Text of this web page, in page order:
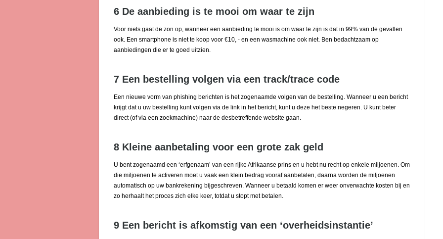
6 De aanbieding is te mooi om waar te zijn
Voor niets gaat de zon op, wanneer een aanbieding te mooi is om waar te zijn is dat in 99% van de gevallen
ook. Een smartphone is niet te koop voor €10, - en een wasmachine ook niet. Ben bedachtzaam op
aanbiedingen die er te goed uitzien.
7 Een bestelling volgen via een track/trace code
Een nieuwe vorm van phishing berichten is het zogenaamde volgen van de bestelling. Wanneer u een bericht
krijgt dat u uw bestelling kunt volgen via de link in het bericht, kunt u deze het beste negeren. U kunt beter
direct (of via een zoekmachine) naar de desbetreffende website gaan.
8 Kleine aanbetaling voor een grote zak geld
U bent zogenaamd een ‘erfgenaam’ van een rijke Afrikaanse prins en u hebt nu recht op enkele miljoenen. Om
die miljoenen te activeren moet u vaak een klein bedrag vooraf aanbetalen, daarna worden de miljoenen
automatisch op uw bankrekening bijgeschreven. Wanneer u betaald komen er weer onverwachte kosten bij en
zo herhaalt het proces zich elke keer, totdat u stopt met betalen.
9 Een bericht is afkomstig van een ‘overheidsinstantie’